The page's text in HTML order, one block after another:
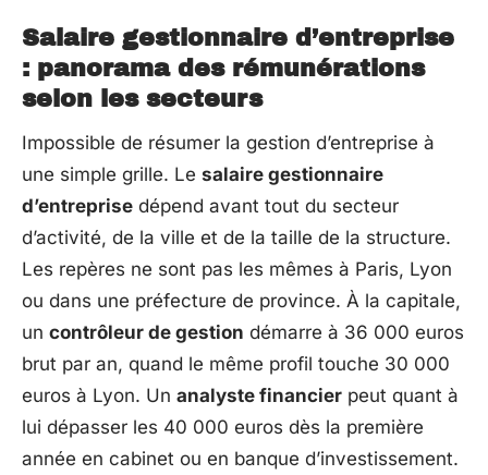
Salaire gestionnaire d’entreprise
: panorama des rémunérations
selon les secteurs
Impossible de résumer la gestion d’entreprise à
une simple grille. Le salaire gestionnaire
d’entreprise dépend avant tout du secteur
d’activité, de la ville et de la taille de la structure.
Les repères ne sont pas les mêmes à Paris, Lyon
ou dans une préfecture de province. À la capitale,
un contrôleur de gestion démarre à 36 000 euros
brut par an, quand le même profil touche 30 000
euros à Lyon. Un analyste financier peut quant à
lui dépasser les 40 000 euros dès la première
année en cabinet ou en banque d’investissement.